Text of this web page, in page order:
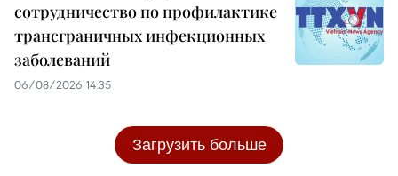
сотрудничество по профилактике
трансграничных инфекционных
заболеваний
06/08/2026 14:35
Загрузить больше